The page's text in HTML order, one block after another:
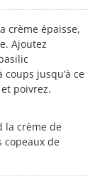
crème épaisse,
Ajoutez
jusqu’à ce
poivrez.
la crème de
copeaux de